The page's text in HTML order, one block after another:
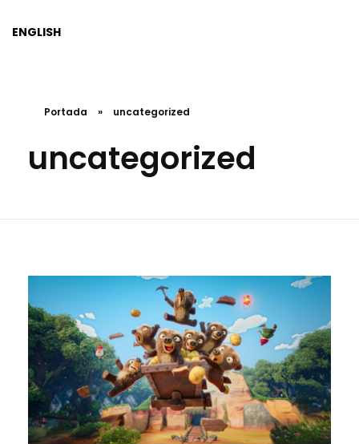
ENGLISH
Portada » uncategorized
uncategorized